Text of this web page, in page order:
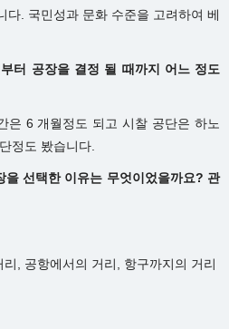
다. 국민성과 문화 수준을 고려하여 베
터 공장을 결정 될 때까지 어느 정도
은 6 개월정도 되고 시찰 공단은 하노
정도 봤습니다.
을 선택한 이유는 무엇이었을까요? 관
, 공항에서의 거리, 항구까지의 거리